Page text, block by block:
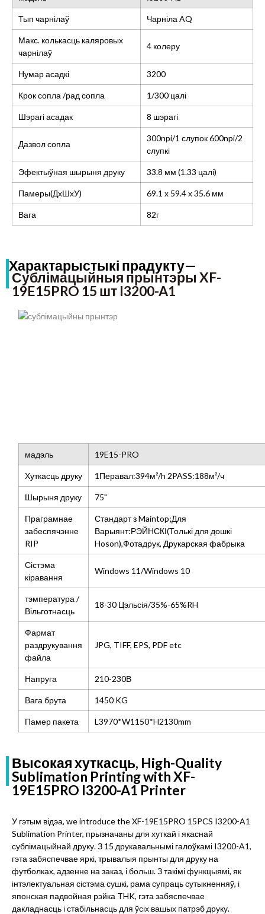
Тып чарнілаў Чарніла AQ
Макс. колькасць каляровых
чарнілаў
4 колеру
Нумар асадкі 3200
Крок сопла /рад сопла 1/300 цалі
Шэрагі асадак 8 шэрагі
Дазвол сопла
300npi/1 слупок 600npi/2
слупкі
Эфектыўная шырыня друку 33.8 мм (1.33 цалі)
Памеры(ДхШхУ) 69.1 х 59.4 х 35.6 мм
Вага 82г
Характарыстыкі прадукту—
Сублімацыйныя прынтэры XF-
19E15PRO 15 шт I3200-A1
мадэль 19E15-PRO
Хуткасць друку 1Перавал:394м²/h 2PASS:188м²/ч
Шырыня друку 75"
Праграмнае
забеспячэнне
RIP
Стандарт з Maintop;Для
Варыянт:РЭЙНСКІ(Толькі для дошкі
Hoson),Фотадрук, Друкарская фабрыка
Сістэма
кіравання
Windows 11/Windows 10
тэмпература /
Вільготнасць
18-30 Цэльсія/35%-65%RH
Фармат
раздрукування
файла
JPG, TIFF, EPS, PDF etc
Напруга 210-230В
Вага брута 1450 KG
Памер пакета L3970*W1150*H2130mm
Высокая хуткасць, High-Quality
Sublimation Printing with XF-
19E15PRO I3200-A1 Printer
У гэтым відэа, we introduce the XF-19E15PRO 15PCS I3200-A1
Sublimation Printer, прызначаны для хуткай і якаснай
сублімацыйнай друку. З 15 друкавальнымі галоўкамі I3200-A1,
гэта забяспечвае яркі, трывалыя прынты для друку на
футболках, адзенне на заказ, і больш. З такімі функцыямі, як
інтэлектуальная сістэма сушкі, рама супраць сутыкненняў, і
японская падвойная рэйка THK, гэта забяспечвае
дакладнасць і стабільнасць для ўсіх вашых патрэб друку.